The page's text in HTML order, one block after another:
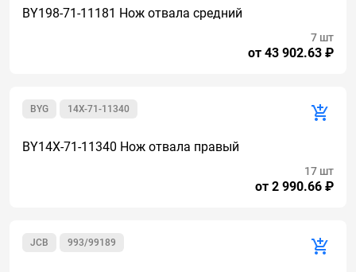
BY198-71-11181 Нож отвала средний
от 43 902.63 ₽
7 шт
14X-71-11340
BYG
BY14X-71-11340 Нож отвала правый
от 2 990.66 ₽
17 шт
993/99189
JCB